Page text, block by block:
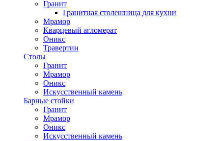
Гранит
Гранитная столешница для кухни
Мрамор
Кварцевый агломерат
Оникс
Травертин
Столы
Гранит
Мрамор
Оникс
Искусственный камень
Барные стойки
Гранит
Мрамор
Оникс
Искусственный камень